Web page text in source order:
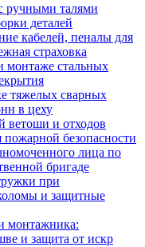
ручными талями
деталей
кабелей, пеналы для
страховка
монтаже стальных
тяжелых сварных
в цеху
ветоши и отходов
безопасности
лица по
бригаде
при
и защитные
монтажника:
и защита от искр